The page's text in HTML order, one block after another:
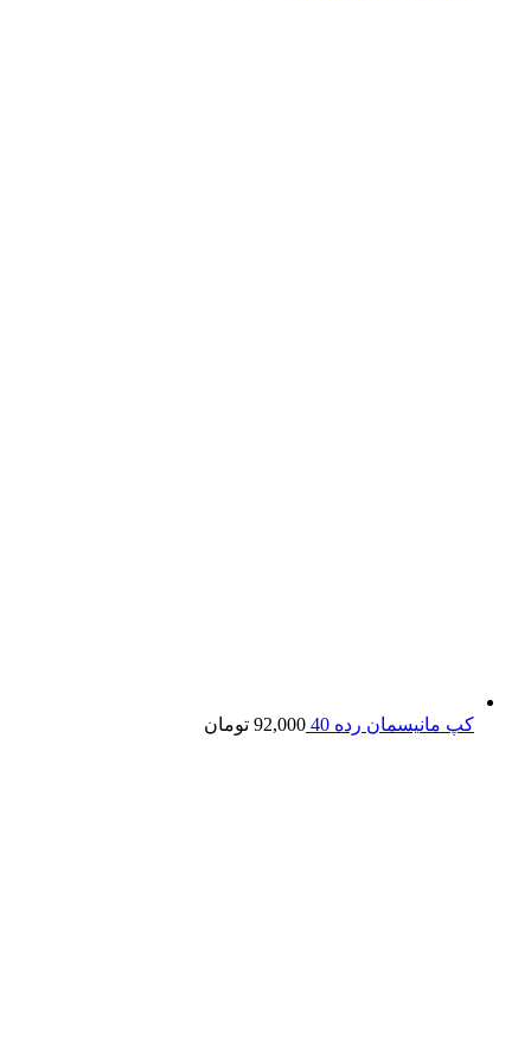
کپ مانیسمان رده 40 92,000 تومان